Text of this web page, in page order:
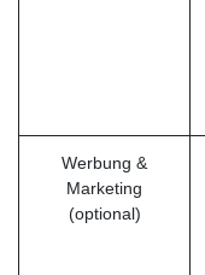
Werbung &
Marketing
(optional)